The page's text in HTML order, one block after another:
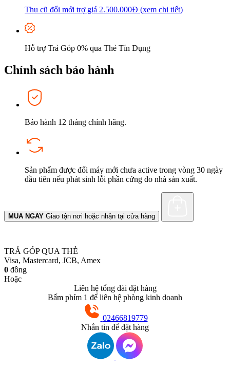
Thu cũ đổi mới trợ giá 2.500.000Đ (xem chi tiết)
Hỗ trợ Trả Góp 0% qua Thẻ Tín Dụng
Chính sách bảo hành
Bảo hành 12 tháng chính hãng.
Sản phẩm được đổi máy mới chưa active trong vòng 30 ngày
đầu tiên nếu phát sinh lỗi phần cứng do nhà sản xuất.
MUA NGAY Giao tận nơi hoặc nhận tại cửa hàng
TRẢ GÓP QUA THẺ
Visa, Mastercard, JCB, Amex
0 đồng
Hoặc
Liên hệ tổng đài đặt hàng
Bấm phím 1 để liên hệ phòng kinh doanh
02466819779
Nhắn tin để đặt hàng